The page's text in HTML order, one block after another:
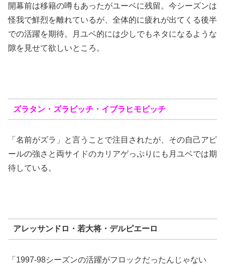
開幕前は移籍の噂もあったがユーベに残留。今シーズンは
怪我で鮮烈を離れているが、全体的に疲れが出てくる後半
での活躍を期待。月ユベ的には少しでもネタになるような
隙を見せて欲しいところ。
ズラタン・ズラビッチ・イブラヒモビッチ
「名前がズラ」と言うことで注目されたが、その自己アピ
ールの強さと両サイドのカリアゲっぷりにも月ユベでは期
待している。
アレッサンドロ・若大将・デルピエーロ
「1997-98シーズンの活躍がフロックだったんじゃない